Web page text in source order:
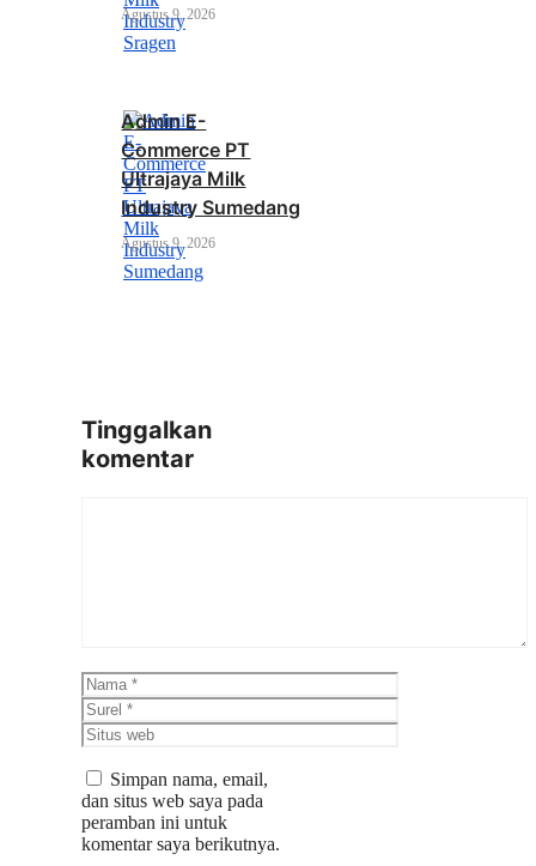
Agustus 9, 2026
Admin E-
Commerce PT
Ultrajaya Milk
Industry Sumedang
Agustus 9, 2026
Tinggalkan
komentar
Nama
Surel
Situs
web
Simpan nama, email,
dan situs web saya pada
peramban ini untuk
komentar saya berikutnya.